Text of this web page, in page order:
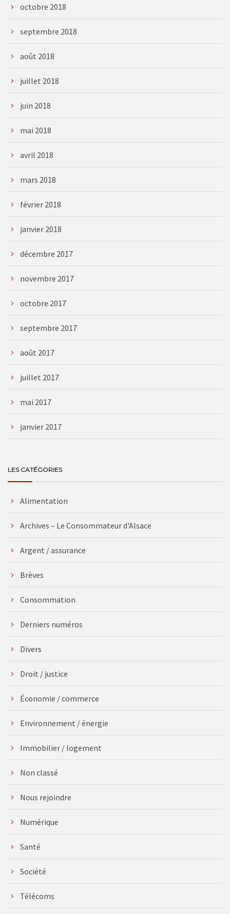
octobre 2018
septembre 2018
août 2018
juillet 2018
juin 2018
mai 2018
avril 2018
mars 2018
février 2018
janvier 2018
décembre 2017
novembre 2017
octobre 2017
septembre 2017
août 2017
juillet 2017
mai 2017
janvier 2017
LES CATÉGORIES
Alimentation
Archives – Le Consommateur d'Alsace
Argent / assurance
Brèves
Consommation
Derniers numéros
Divers
Droit / justice
Économie / commerce
Environnement / énergie
Immobilier / logement
Non classé
Nous rejoindre
Numérique
Santé
Société
Télécoms